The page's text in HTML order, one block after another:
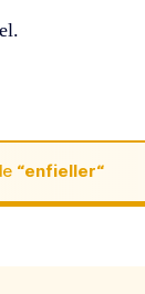
“enfieller“